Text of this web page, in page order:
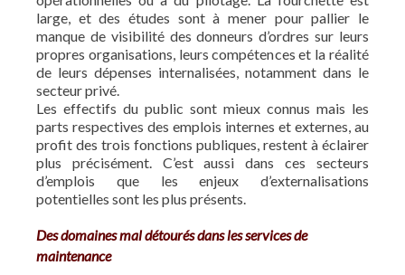
large, et des études sont à mener pour pallier le
manque de visibilité des donneurs d’ordres sur leurs
propres organisations, leurs compétences et la réalité
de leurs dépenses internalisées, notamment dans le
secteur privé.
Les effectifs du public sont mieux connus mais les
parts respectives des emplois internes et externes, au
profit des trois fonctions publiques, restent à éclairer
plus précisément. C’est aussi dans ces secteurs
d’emplois que les enjeux d’externalisations
potentielles sont les plus présents.
Des domaines mal détourés dans les services de
maintenance